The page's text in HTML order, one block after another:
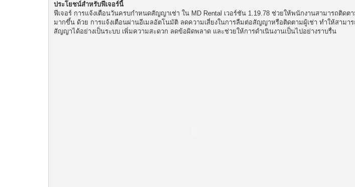
ประโยชน์สำหรับฟีเจอร์นี้
ฟีเจอร์ การแจ้งเตือนวันครบกำหนดสัญญาเช่า ใน MD Rental เวอร์ชัน 1.19.78 ช่วยให้พนักงานสามารถติด
มากขึ้น ด้วย การแจ้งเตือนผ่านอีเมลอัตโนมัติ ลดความเสี่ยงในการลืมต่อสัญญาหรือติดตามผู้เช่า ทำให้สามา
สัญญาได้อย่างเป็นระบบ เพิ่มความสะดวก ลดข้อผิดพลาด และช่วยให้การดำเนินงานเป็นไปอย่างราบรื่น